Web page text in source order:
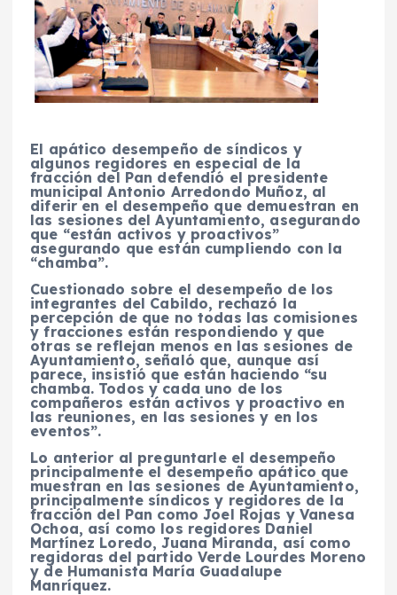
El apático desempeño de síndicos y
algunos regidores en especial de la
fracción del Pan defendió el presidente
municipal Antonio Arredondo Muñoz, al
diferir en el desempeño que demuestran en
las sesiones del Ayuntamiento, asegurando
que “están activos y proactivos”
asegurando que están cumpliendo con la
“chamba”.
Cuestionado sobre el desempeño de los
integrantes del Cabildo, rechazó la
percepción de que no todas las comisiones
y fracciones están respondiendo y que
otras se reflejan menos en las sesiones de
Ayuntamiento, señaló que, aunque así
parece, insistió que están haciendo “su
chamba. Todos y cada uno de los
compañeros están activos y proactivo en
las reuniones, en las sesiones y en los
eventos”.
Lo anterior al preguntarle el desempeño
principalmente el desempeño apático que
muestran en las sesiones de Ayuntamiento,
principalmente síndicos y regidores de la
fracción del Pan como Joel Rojas y Vanesa
Ochoa, así como los regidores Daniel
Martínez Loredo, Juana Miranda, así como
regidoras del partido Verde Lourdes Moreno
y de Humanista María Guadalupe
Manríquez.